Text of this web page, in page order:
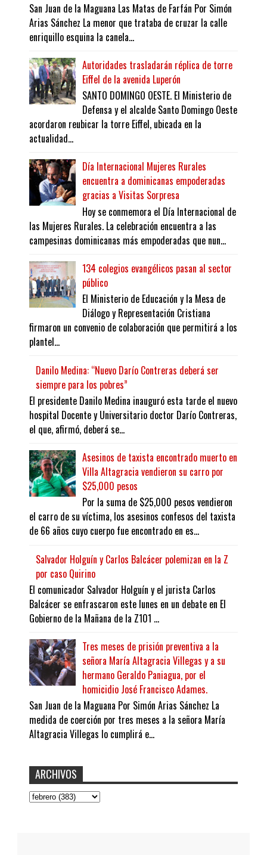
San Juan de la Maguana Las Matas de Farfán Por Simón
Arias Sánchez La menor que trataba de cruzar la calle
enriquillo esquina la canela...
Autoridades trasladarán réplica de torre
Eiffel de la avenida Luperón
SANTO DOMINGO OESTE. El Ministerio de
Defensa y el alcalde Santo Domingo Oeste
acordaron reubicar la torre Eiffel, ubicada en la
actualidad...
Día Internacional Mujeres Rurales
encuentra a dominicanas empoderadas
gracias a Visitas Sorpresa
Hoy se conmemora el Día Internacional de
las Mujeres Rurales. La celebración encuentra a las
campesinas dominicanas más empoderadas que nun...
134 colegios evangélicos pasan al sector
público
El Ministerio de Educación y la Mesa de
Diálogo y Representación Cristiana
firmaron un convenio de colaboración que permitirá a los
plantel...
Danilo Medina: “Nuevo Darío Contreras deberá ser
siempre para los pobres”
El presidente Danilo Medina inauguró esta tarde el nuevo
hospital Docente y Universitario doctor Darío Contreras,
el que, afirmó, deberá se...
Asesinos de taxista encontrado muerto en
Villa Altagracia vendieron su carro por
$25,000 pesos
Por la suma de $25,000 pesos vendieron
el carro de su víctima, los asesinos confesos del taxista
de 66 años cuyo cuerpo fue encontrado en es...
Salvador Holguín y Carlos Balcácer polemizan en la Z
por caso Quirino
El comunicador Salvador Holguín y el jurista Carlos
Balcácer se enfrascaron este lunes en un debate en El
Gobierno de la Mañana de la Z101 ...
Tres meses de prisión preventiva a la
señora María Altagracia Villegas y a su
hermano Geraldo Paniagua, por el
homicidio José Francisco Adames.
San Juan de la Maguana Por Simón Arias Sánchez La
medida de coerción por tres meses a la señora María
Altagracia Villegas lo cumplirá e...
ARCHIVOS